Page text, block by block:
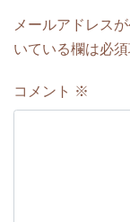
メールアドレス
いている欄は必
コメント ※